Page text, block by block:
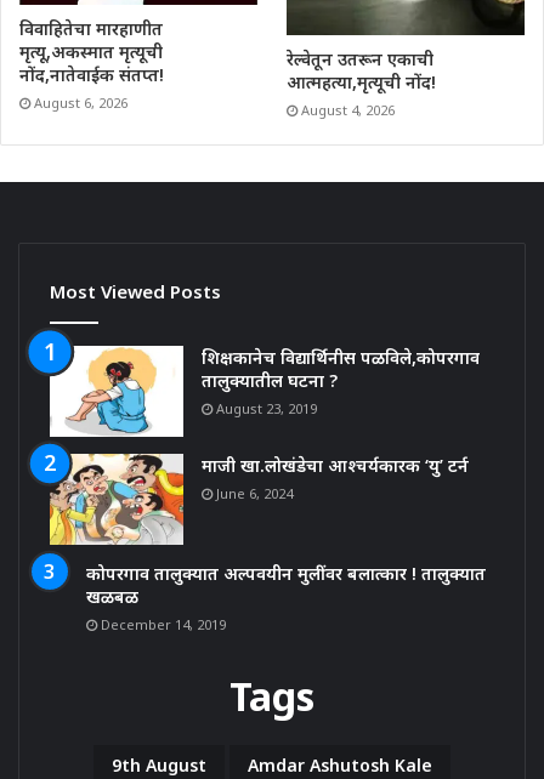
विवाहितेचा मारहाणीत
मृत्यू,अकस्मात मृत्यूची
नोंद,नातेवाईक संतप्त!
August 6, 2026
रेल्वेतून उतरून एकाची
आत्महत्या,मृत्यूची नोंद!
August 4, 2026
Most Viewed Posts
शिक्षकानेच विद्यार्थिनीस पळविले,कोपरगाव
तालुक्यातील घटना ?
August 23, 2019
माजी खा.लोखंडेचा आश्चर्यकारक ‘यु’ टर्न
June 6, 2024
कोपरगाव तालुक्यात अल्पवयीन मुलींवर बलात्कार ! तालुक्यात
खळबळ
December 14, 2019
Tags
9th August Amdar Ashutosh Kale